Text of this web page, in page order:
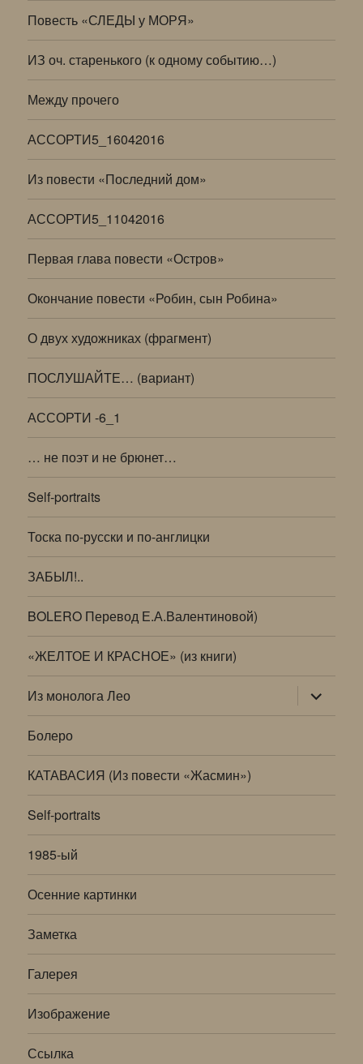
Повесть «СЛЕДЫ у МОРЯ»
ИЗ оч. старенького (к одному событию…)
Между прочего
АССОРТИ5_16042016
Из повести «Последний дом»
АССОРТИ5_11042016
Первая глава повести «Остров»
Окончание повести «Робин, сын Робина»
О двух художниках (фрагмент)
ПОСЛУШАЙТЕ… (вариант)
АССОРТИ -6_1
… не поэт и не брюнет…
Self-portraits
Тоска по-русски и по-англицки
ЗАБЫЛ!..
BOLERO Перевод Е.А.Валентиновой)
«ЖЕЛТОЕ И КРАСНОЕ» (из книги)
Из монолога Лео раскрыть
дочернее
меню
Болеро
КАТАВАСИЯ (Из повести «Жасмин»)
Self-portraits
1985-ый
Осенние картинки
Заметка
Галерея
Изображение
Ссылка